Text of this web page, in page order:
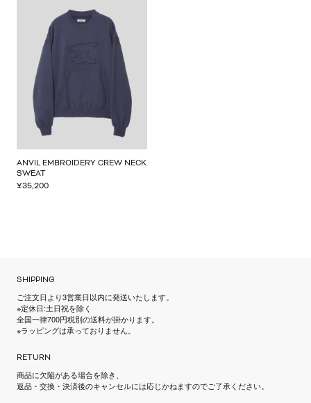
ANVIL EMBROIDERY CREW NECK
SWEAT
¥35,200
SHIPPING
ご注文日より3営業日以内に発送いたします。
※定休日:土日祝を除く
全国一律700円税別の送料が掛かります。
※ラッピングは承っておりません。
RETURN
商品に欠陥がある場合を除き、
返品・交換・決済後のキャンセルには応じかねますのでご了承ください。